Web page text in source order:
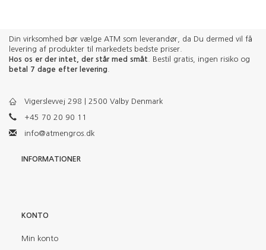
Din virksomhed bør vælge ATM som leverandør, da Du dermed vil få
levering af produkter til markedets bedste priser.
Hos os er der intet, der står med småt . Bestil gratis, ingen risiko og
betal 7 dage efter levering
Vigerslevvej 298 | 2500 Valby Denmark
+45 70 20 90 11
info@atmengros.dk
INFORMATIONER
KONTO
Min konto